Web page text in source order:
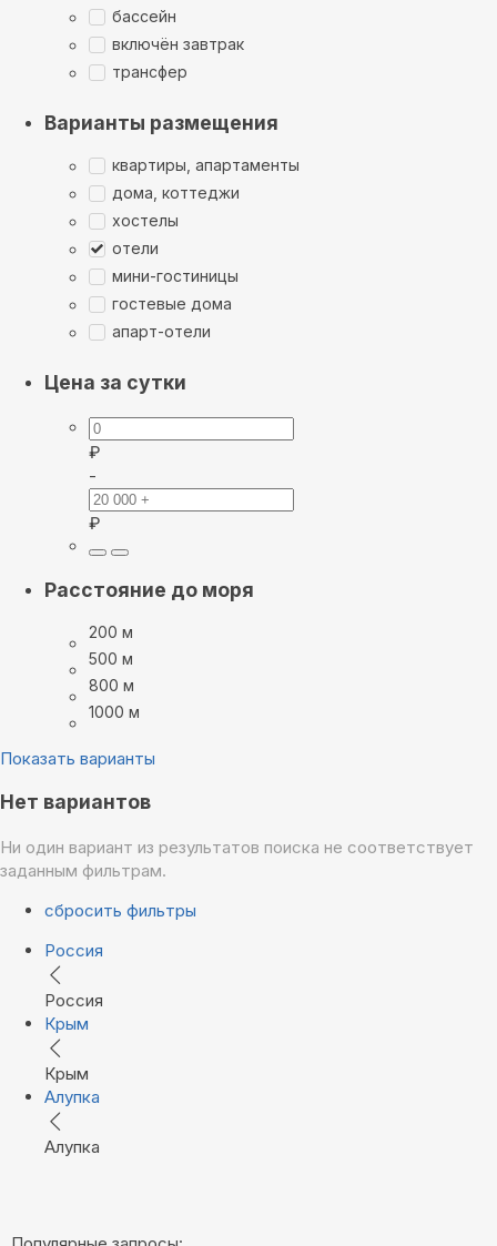
бассейн
включён завтрак
трансфер
Варианты размещения
квартиры, апартаменты
дома, коттеджи
хостелы
отели
мини-гостиницы
гостевые дома
апарт-отели
Цена за сутки
₽
-
₽
Расстояние до моря
200 м
500 м
800 м
1000 м
Показать варианты
Нет вариантов
Ни один вариант из результатов поиска не соответствует
заданным фильтрам.
сбросить фильтры
Россия
Россия
Крым
Крым
Алупка
Алупка